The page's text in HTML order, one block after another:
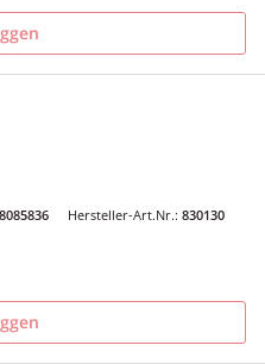
8085836 Hersteller-Art.Nr.: 830130